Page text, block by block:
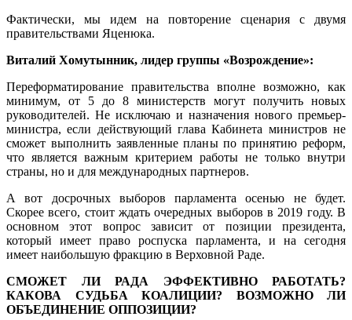
Фактически, мы идем на повторение сценария с двумя
правительствами Яценюка.
Виталий Хомутынник, лидер группы «Возрождение»:
Переформатирование правительства вполне возможно, как
минимум, от 5 до 8 министерств могут получить новых
руководителей. Не исключаю и назначения нового премьер-
министра, если действующий глава Кабинета министров не
сможет выполнить заявленные планы по принятию реформ,
что является важным критерием работы не только внутри
страны, но и для международных партнеров.
А вот досрочных выборов парламента осенью не будет.
Скорее всего, стоит ждать очередных выборов в 2019 году. В
основном этот вопрос зависит от позиции президента,
который имеет право роспуска парламента, и на сегодня
имеет наибольшую фракцию в Верховной Раде.
СМОЖЕТ ЛИ РАДА ЭФФЕКТИВНО РАБОТАТЬ?
КАКОВА СУДЬБА КОАЛИЦИИ? ВОЗМОЖНО ЛИ
ОБЪЕДИНЕНИЕ ОППОЗИЦИИ?